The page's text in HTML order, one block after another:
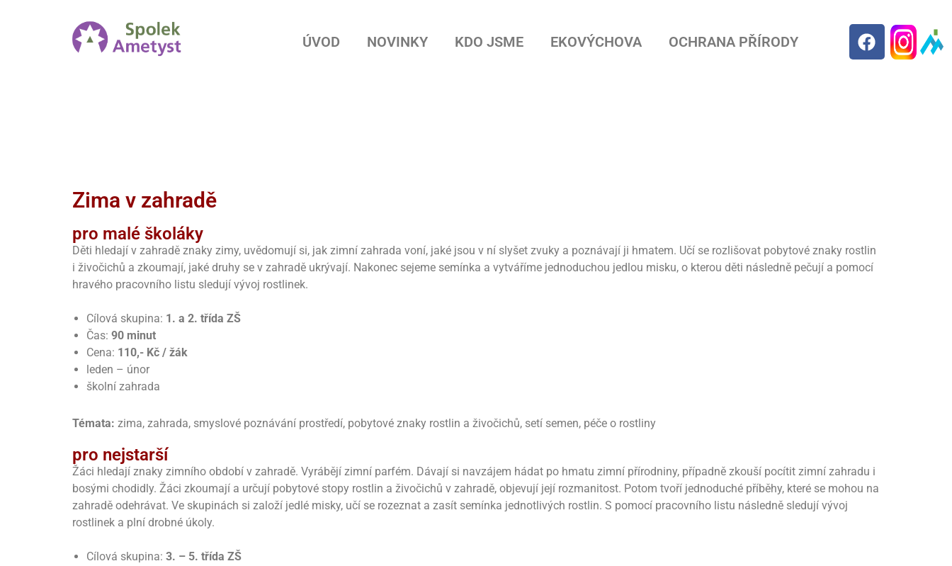
ÚVOD NOVINKY KDO JSME EKOVÝCHOVA OCHRANA PŘÍRODY
Zima v zahradě
pro malé školáky
Děti hledají v zahradě znaky zimy, uvědomují si, jak zimní zahrada voní, jaké jsou v ní slyšet zvuky a poznávají ji hmatem. Učí se rozlišovat pobytové znaky rostlin
i živočichů a zkoumají, jaké druhy se v zahradě ukrývají. Nakonec sejeme semínka a vytváříme jednoduchou jedlou misku, o kterou děti následně pečují a pomocí
hravého pracovního listu sledují vývoj rostlinek.
Cílová skupina: 1. a 2. třída ZŠ
Čas: 90 minut
Cena: 110,- Kč / žák
leden – únor
školní zahrada
Témata: zima, zahrada, smyslové poznávání prostředí, pobytové znaky rostlin a živočichů, setí semen, péče o rostliny
pro nejstarší
Žáci hledají znaky zimního období v zahradě. Vyrábějí zimní parfém. Dávají si navzájem hádat po hmatu zimní přírodniny, případně zkouší pocítit zimní zahradu i
bosými chodidly. Žáci zkoumají a určují pobytové stopy rostlin a živočichů v zahradě, objevují její rozmanitost. Potom tvoří jednoduché příběhy, které se mohou na
zahradě odehrávat. Ve skupinách si založí jedlé misky, učí se rozeznat a zasít semínka jednotlivých rostlin. S pomocí pracovního listu následně sledují vývoj
rostlinek a plní drobné úkoly.
Cílová skupina: 3. – 5. třída ZŠ